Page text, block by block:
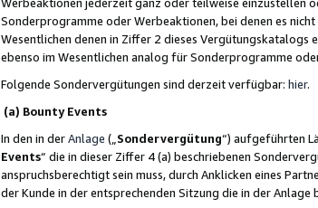
Sonderprogramme oder Werbeaktionen, bei denen es
Wesentlichen denen in Ziffer 2 dieses
ebenso im Wesentlichen analog für Sonderprogramme
Folgende Sondervergütungen sind derzeit verfügbar: hier.
(a) Bounty Events
In den in derAnlage („ Sondervergütung“) aufgeführten
Events“ die in dieser Ziffer 4 (a) beschriebenen
anspruchsberechtigt sein muss, durch Anklicken eines
der Kunde in der entsprechenden Sitzung die in der